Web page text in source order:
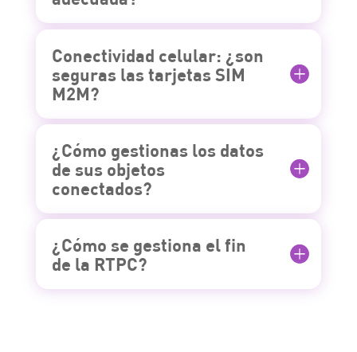
Conectividad celular: ¿son
seguras las tarjetas SIM
M2M?
¿Cómo gestionas los datos
de sus objetos
conectados?
¿Cómo se gestiona el fin
de la RTPC?